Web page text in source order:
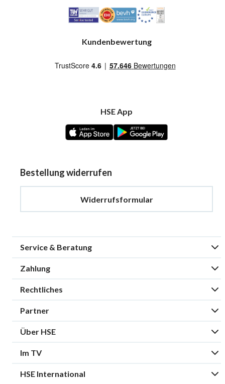
Kundenbewertung
HSE App
Bestellung widerrufen
Widerrufsformular
Service & Beratung
Zahlung
Rechtliches
Partner
Über HSE
Im TV
HSE International